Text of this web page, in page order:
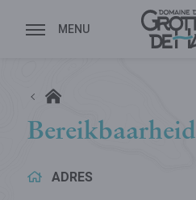
Bereikbaarheid
ADRES